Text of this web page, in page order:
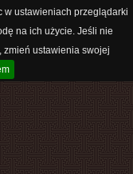
w ustawieniach przeglądarki
na ich użycie. Jeśli nie
zmień ustawienia swojej